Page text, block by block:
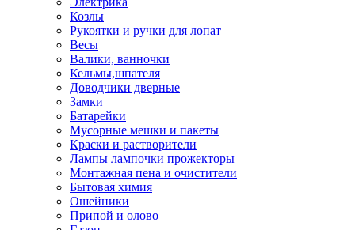
Козлы
Рукоятки и ручки для лопат
Весы
Валики, ванночки
Кельмы,шпателя
Доводчики дверные
Замки
Батарейки
Мусорные мешки и пакеты
Краски и растворители
Лампы лампочки прожекторы
Монтажная пена и очистители
Бытовая химия
Ошейники
Припой и олово